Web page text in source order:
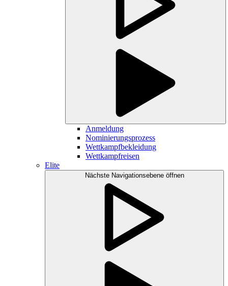
Anmeldung
Nominierungsprozess
Wettkampfbekleidung
Wettkampfreisen
Elite
Nächste Navigationsebene öffnen